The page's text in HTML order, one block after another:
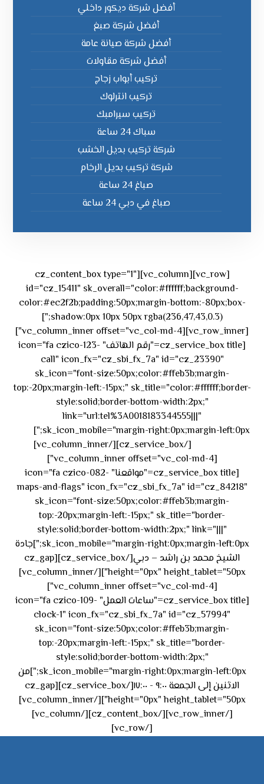
أفضل شركة ديكور داخلي
أفضل شركة صبغ
أفضل شركة صيانة عامة
أفضل شركة مقاولات
تركيب أبواب زجاج
تركيب انترلوك
تركيب سيرامبك
سباك 24 ساعة
شركة تركيب بديل الخشب
شركة تركيب بديل الرخام
صباغ 24 ساعة
صباغ في دبي 24 ساعة
[vc_row][vc_column][cz_content_box type="1"
id="cz_15411" sk_overall="color:#ffffff;background-
color:#ec2f2b;padding:50px;margin-bottom:-80px;box-
shadow:0px 10px 50px rgba(236,47,43,0.3);"]
[vc_row_inner][vc_column_inner offset="vc_col-md-4"]
[cz_service_box title="رقم الهاتف" icon="fa czico-123-
call" icon_fx="cz_sbi_fx_7a" id="cz_23390"
sk_icon="font-size:50px;color:#ffeb3b;margin-
top:-20px;margin-left:-15px;" sk_title="color:#ffffff;border-
style:solid;border-bottom-width:2px;"
link="url:tel%3A0018183344555|||"
sk_icon_mobile="margin-right:0px;margin-left:0px;"]
[/cz_service_box][/vc_column_inner]
[vc_column_inner offset="vc_col-md-4"]
[cz_service_box title="مواقعنا" icon="fa czico-082-
maps-and-flags" icon_fx="cz_sbi_fx_7a" id="cz_84218"
sk_icon="font-size:50px;color:#ffeb3b;margin-
top:-20px;margin-left:-15px;" sk_title="border-
style:solid;border-bottom-width:2px;" link="|||"
sk_icon_mobile="margin-right:0px;margin-left:0px;"]جادة
الشيخ محمد بن راشد – دبي[/cz_service_box][cz_gap
height="0px" height_tablet="50px"][/vc_column_inner]
[vc_column_inner offset="vc_col-md-4"]
[cz_service_box title="ساعات العمل" icon="fa czico-109-
clock-1" icon_fx="cz_sbi_fx_7a" id="cz_57994"
sk_icon="font-size:50px;color:#ffeb3b;margin-
top:-20px;margin-left:-15px;" sk_title="border-
style:solid;border-bottom-width:2px;"
sk_icon_mobile="margin-right:0px;margin-left:0px;"]من
الاثنين إلى الجمعة ٩:٠٠ - ١٧:٠٠[/cz_service_box][cz_gap
height="0px" height_tablet="50px"][/vc_column_inner]
[/vc_row_inner][/cz_content_box][/vc_column]
[/vc_row]